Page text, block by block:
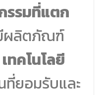
รมที่แตก
ผลิตภัณฑ์
เทคโนโลยี
ที่ยอมรับและ